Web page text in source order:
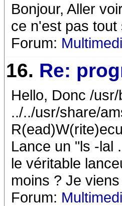
Bonjour, Aller
ce n'est pas
Forum:
16. Re:
Hello, Donc /
../../usr/share/
Lance un "ls -lal
le véritable
moins ? Je
Forum: